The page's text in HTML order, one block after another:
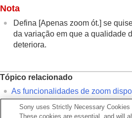
Vel. z. tecla pers. (imagem
Vel. zoom remoto(imagem
Reduzir desfocagem
Comp. Objetiva(imagem fixa/
Redução de ruído
Definir a apresentação do
Nota
Defina [Apenas zoom ót.] se
da variação em que a qualidade
deteriora.
Tópico relacionado
As funcionalidades de zoom
Acerca da escala de zoom
Sony uses Strictly Necessary
These cookies are essential, and will